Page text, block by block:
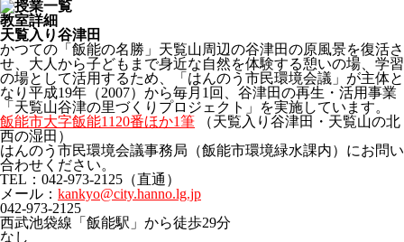
教室詳細
天覧入り谷津田
かつての「飯能の名勝」天覧山周辺の谷津田の原風景を復活さ
せ、大人から子どもまで身近な自然を体験する憩いの場、学習
の場として活用するため、「はんのう市民環境会議」が主体と
なり平成19年（2007）から毎月1回、谷津田の再生・活用事業
「天覧山谷津の里づくりプロジェクト」を実施しています。
飯能市大字飯能1120番ほか1筆 （天覧入り谷津田・天覧山の北
西の湿田）
はんのう市民環境会議事務局（飯能市環境緑水課内）にお問い
合わせください。
TEL：042-973-2125（直通）
メール： kankyo@city.hanno.lg.jp
042-973-2125
西武池袋線「飯能駅」から徒歩29分
なし